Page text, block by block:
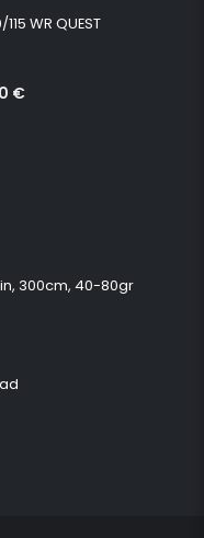
WR QUEST
€
300cm, 40-80gr